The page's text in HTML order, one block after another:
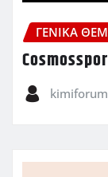
ΓΕΝΙΚΑ
kimiforum